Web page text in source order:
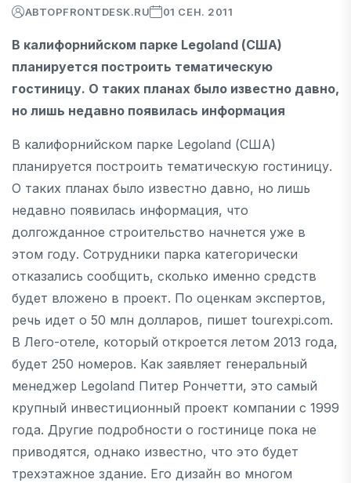
АВТОРFRONTDESK.RU 01 СЕН. 2011
В калифорнийском парке Legoland (США)
планируется построить тематическую
гостиницу. О таких планах было известно давно,
но лишь недавно появилась информация
В калифорнийском парке Legoland (США)
планируется построить тематическую гостиницу.
О таких планах было известно давно, но лишь
недавно появилась информация, что
долгожданное строительство начнется уже в
этом году. Сотрудники парка категорически
отказались сообщить, сколько именно средств
будет вложено в проект. По оценкам экспертов,
речь идет о 50 млн долларов, пишет tourexpi.com.
В Лего-отеле, который откроется летом 2013 года,
будет 250 номеров. Как заявляет генеральный
менеджер Legoland Питер Рончетти, это самый
крупный инвестиционный проект компании с 1999
года. Другие подробности о гостинице пока не
приводятся, однако известно, что это будет
трехэтажное здание. Его дизайн во многом